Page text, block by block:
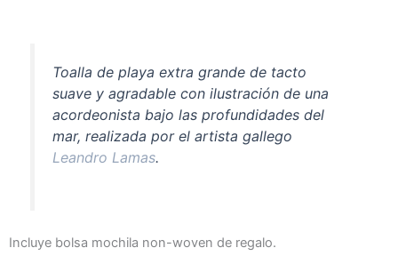
Toalla de playa extra grande de tacto
suave y agradablecon ilustración de una
acordeonista bajo las profundidades del
mar, realizada por el artista gallego
Leandro Lamas.
Incluye bolsa mochila non-woven de regalo.